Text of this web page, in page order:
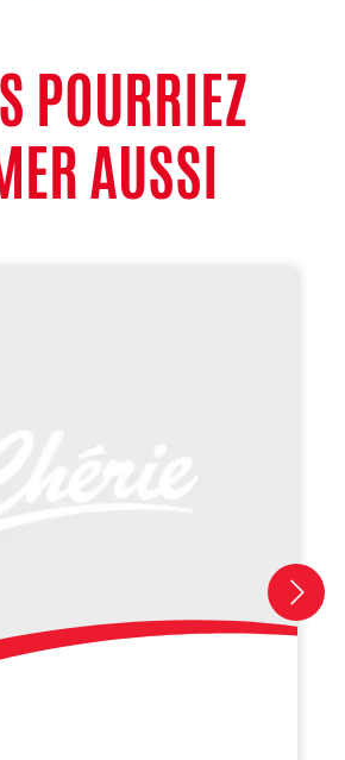
POURRIEZ
AUSSI